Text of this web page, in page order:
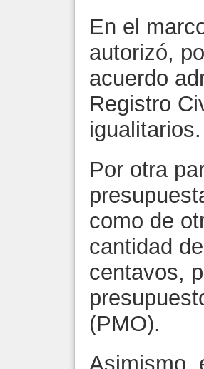
En el
autorizó,
acuerdo
Registro
igualitarios.
Por otra
como de
cantidad
centavos,
(PMO).
Asimismo,